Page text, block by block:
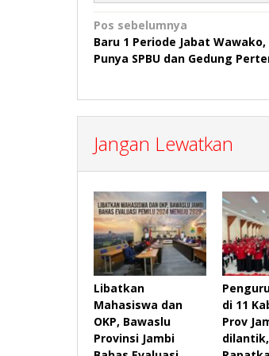
Navigasi
pos
Pos sebelumnya
Baru 1 Periode Jabat
Punya SPBU dan Gedung
Jangan Lewatkan
Libatkan
Mahasiswa dan
OKP, Bawaslu
Provinsi Jambi
di 11
Prov